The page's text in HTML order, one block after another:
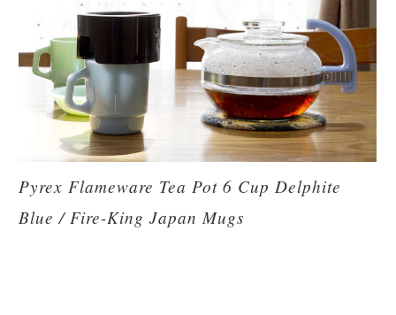
Pyrex Flameware Tea Pot 6 Cup Delphite
Blue / Fire-King Japan Mugs